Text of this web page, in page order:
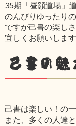
35期「昼顔道場」
のんびりゆったり
ですが己書の楽し
宜しくお願いします
己書の魅
己書は楽しい！の一
また、多くの人達